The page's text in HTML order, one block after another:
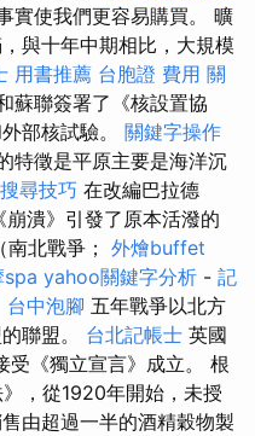
實使我們更容易購買。 曠
與十年中期相比，大規模
用書推薦 台胞證 費用 關
蘇聯簽署了《核設置協
部核試驗。 關鍵字操作
特徵是平原主要是海洋沉
尋技巧 在改編巴拉德
崩潰》引發了原本活潑的
北戰爭； 外燴buffet
spa yahoo關鍵字分析 - 記
台中泡腳 五年戰爭以北方
聯盟。 台北記帳士 英國
受《獨立宣言》成立。 根
，從1920年開始，未授
由超過一半的酒精穀物製